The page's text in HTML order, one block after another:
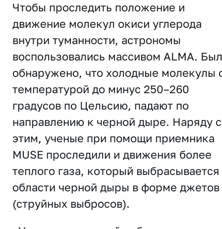
Чтобы проследить положение и
движение молекул окиси углерода
внутри туманности, астрономы
воспользовались массивом ALMA.
обнаружено, что холодные молекулы
температурой до минус 250–260
градусов по Цельсию, падают по
направлению к черной дыре. Наряду с
этим, ученые при помощи приемника
MUSE проследили и движения более
теплого газа, который выбрасывается
области черной дыры в форме джетов
(струйных выбросов).